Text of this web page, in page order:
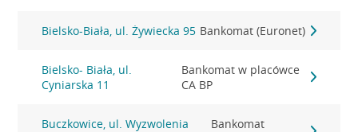
Bielsko-Biała, ul. Żywiecka 95 Bankomat (Euronet)
Bielsko- Biała, ul.
Cyniarska 11
Bankomat w placówce
CA BP
Buczkowice, ul. Wyzwolenia
Bankomat